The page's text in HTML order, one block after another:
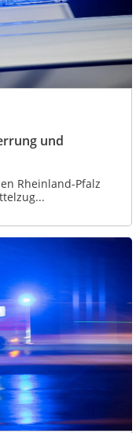
und
Rheinland-Pfalz